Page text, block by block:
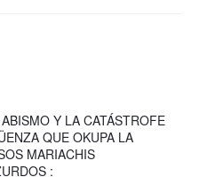
Y LA CATÁSTROFE
QUE OKUPA LA
MARIACHIS
: